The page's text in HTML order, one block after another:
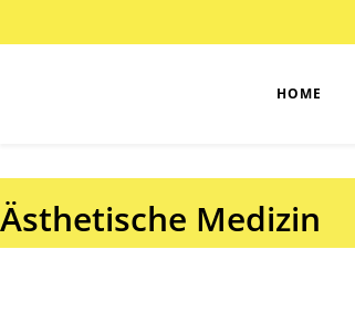
HOME
Ästhetische Medizin